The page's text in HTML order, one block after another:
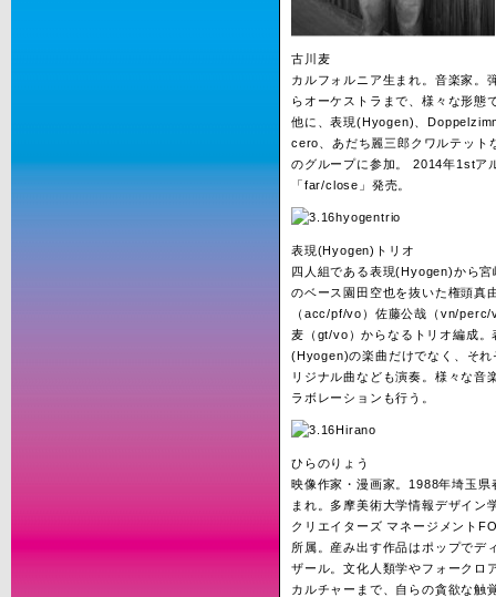
古川麦
カルフォルニア生まれ。音楽家。
らオーケストラまで、様々な形態
他に、表現(Hyogen)、
cero、あだち麗三郎クワルテット
のグループに参加。 2014年1stア
「far/close」発売。
表現(Hyogen)トリオ
四人組である表現(Hyogen)から宮
のベース園田空也を抜いた権頭真
（acc/pf/vo）佐藤公哉（vn/perc/
麦（gt/vo）からなるトリオ編成。
(Hyogen)の楽曲だけでなく、それ
リジナル曲なども演奏。様々な音
ラボレーションも行う。
ひらのりょう
映像作家・漫画家。1988年埼玉県
まれ。多摩美術大学情報デザイン
クリエイターズ マネージメント
所属。産み出す作品はポップでデ
ザール。文化人類学やフォークロ
カルチャーまで、自らの貪欲な触